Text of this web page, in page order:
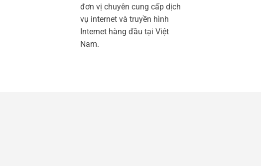
đơn vị chuyên cung cấp dịch
vụ internet và truyền hình
Internet hàng đầu tại Việt
Nam.